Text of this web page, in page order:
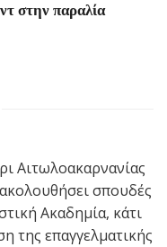
στην παραλία
Αιτωλοακαρνανίας
σπουδές
Ακαδημία, κάτι
της επαγγελματικής